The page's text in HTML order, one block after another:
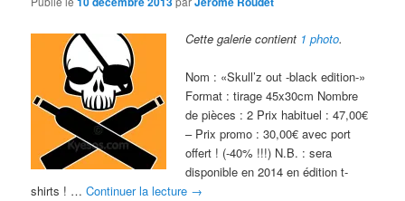
Cette galerie contient 1 photo.
Nom : «Skull’z out -black edition-»
Format : tirage 45x30cm Nombre
de pièces : 2 Prix habituel : 47,00€
– Prix promo : 30,00€ avec port
offert ! (-40% !!!) N.B. : sera
disponible en 2014 en édition t-
shirts ! …Continuer la lecture →